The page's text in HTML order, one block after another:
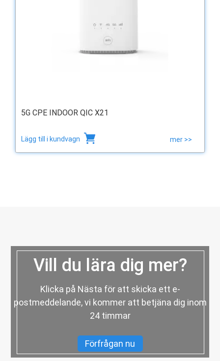
5G CPE INDOOR QIC X21
Lägg till i kundvagn mer >>
Vill du lära dig mer?
Klicka på Nästa för att skicka ett e-
postmeddelande, vi kommer att betjäna dig inom
24 timmar
Förfrågan nu